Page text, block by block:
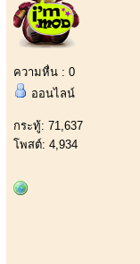
ความหื่น : 0
ออนไลน์
กระทู้: 71,637
โพสต์: 4,934